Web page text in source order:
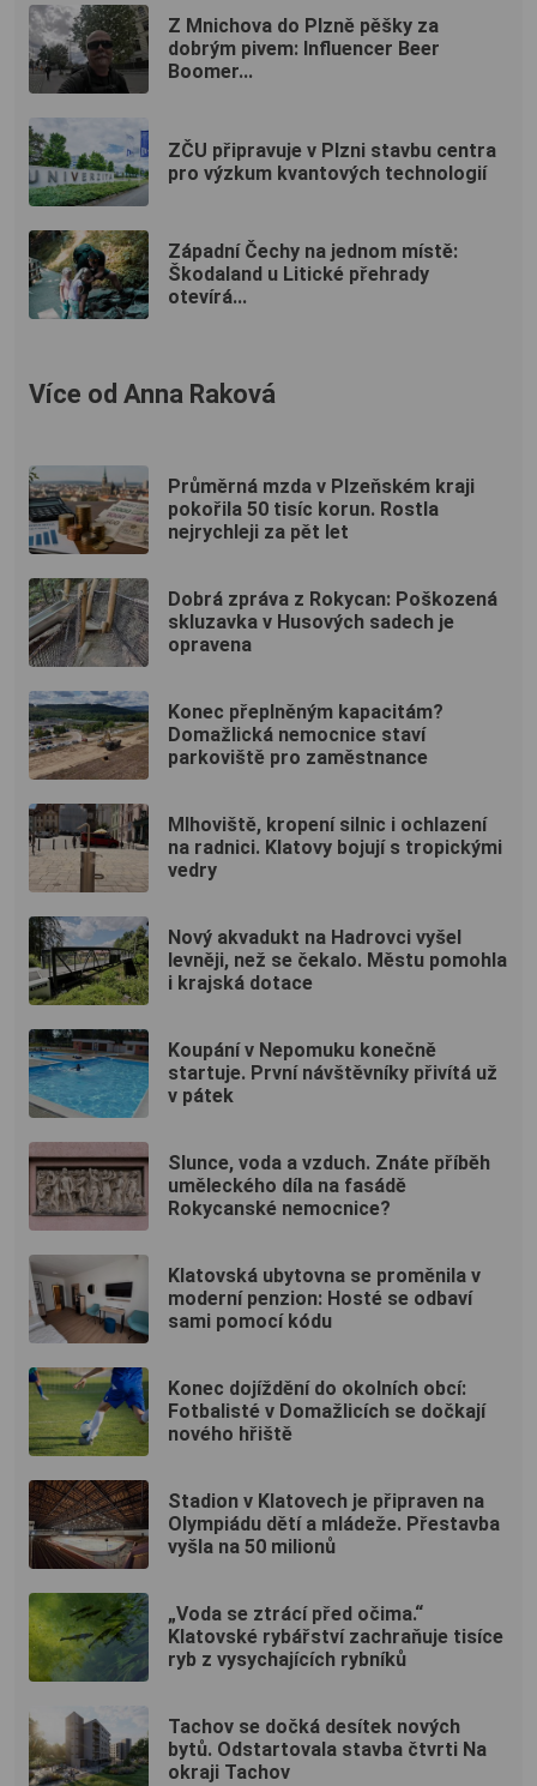
Z Mnichova do Plzně pěšky za
dobrým pivem: Influencer Beer
Boomer...
ZČU připravuje v Plzni stavbu centra
pro výzkum kvantových technologií
Západní Čechy na jednom místě:
Škodaland u Litické přehrady
otevírá...
Více od Anna Raková
Průměrná mzda v Plzeňském kraji
pokořila 50 tisíc korun. Rostla
nejrychleji za pět let
Dobrá zpráva z Rokycan: Poškozená
skluzavka v Husových sadech je
opravena
Konec přeplněným kapacitám?
Domažlická nemocnice staví
parkoviště pro zaměstnance
Mlhoviště, kropení silnic i ochlazení
na radnici. Klatovy bojují s tropickými
vedry
Nový akvadukt na Hadrovci vyšel
levněji, než se čekalo. Městu pomohla
i krajská dotace
Koupání v Nepomuku konečně
startuje. První návštěvníky přivítá už
v pátek
Slunce, voda a vzduch. Znáte příběh
uměleckého díla na fasádě
Rokycanské nemocnice?
Klatovská ubytovna se proměnila v
moderní penzion: Hosté se odbaví
sami pomocí kódu
Konec dojíždění do okolních obcí:
Fotbalisté v Domažlicích se dočkají
nového hřiště
Stadion v Klatovech je připraven na
Olympiádu dětí a mládeže. Přestavba
vyšla na 50 milionů
„Voda se ztrácí před očima.“
Klatovské rybářství zachraňuje tisíce
ryb z vysychajících rybníků
Tachov se dočká desítek nových
bytů. Odstartovala stavba čtvrti Na
okraji Tachov